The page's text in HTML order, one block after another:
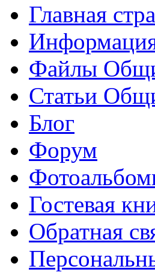
Главная
Файлы
Статьи
Блог
Форум
Гостевая
Обратная